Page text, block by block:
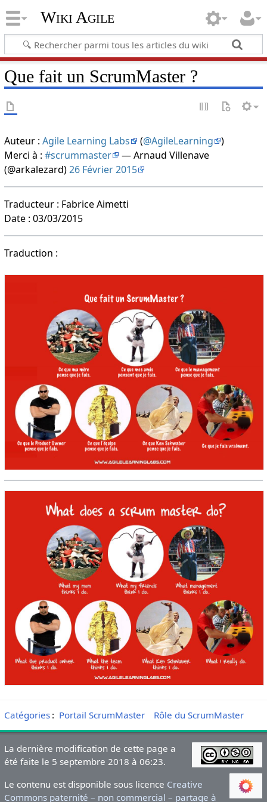
Wiki Agile
Que fait un ScrumMaster ?
Auteur : Agile Learning Labs (@AgileLearning
)
Merci à : #scrummaster
— Arnaud Villenave
(@arkalezard)26 Février 2015
Traducteur : Fabrice Aimetti
Date : 03/03/2015
Traduction :
Catégories: Portail ScrumMaster Rôle du ScrumMaster
La dernière modification de cette page a
été faite le 5 septembre 2018 à 06:23.
Le contenu est disponible sous licence Creative
Commons paternité – non commercial – partage à